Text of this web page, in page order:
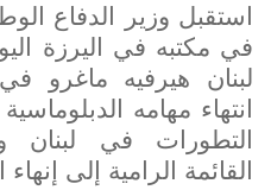
استقبل وزير الدفاع
في مكتبه في اليرزة
لبنان هيرفيه ماغرو
انتهاء مهامه
التطورات في لبنان
القائمة الرامية إلى